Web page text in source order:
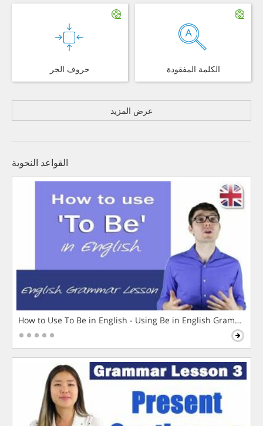
حروف الجر الكلمة المفقودة
عرض المزيد
القواعد النحوية
How to Use To Be in English - Using Be in English Grammar